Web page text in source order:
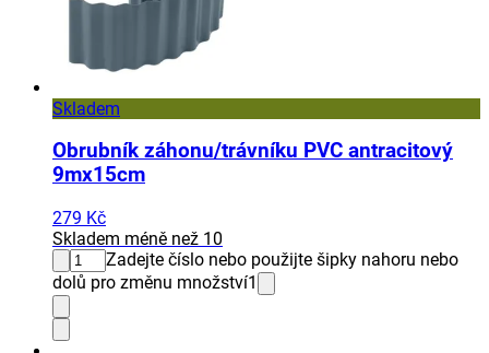
Skladem
Obrubník záhonu/trávníku PVC antracitový
9mx15cm
279 Kč
Skladem méně než 10
Zadejte číslo nebo použijte šipky nahoru nebo
dolů pro změnu množství1